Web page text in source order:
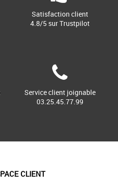
Satisfaction client
4.8/5 sur Trustpilot
Service client joignable
03.25.45.77.99
CLIENT